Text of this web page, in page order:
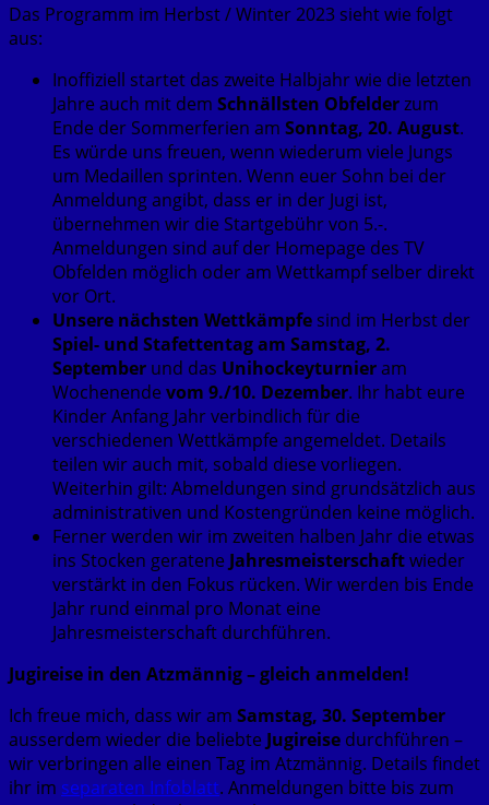
Das Programm im Herbst / Winter 2023 sieht wie folgt
aus:
Inoffiziell startet das zweite Halbjahr wie die letzten
Jahre auch mit dem Schnällsten Obfelderzum
Ende der Sommerferien am Sonntag, 20. August.
Es würde uns freuen, wenn wiederum viele Jungs
um Medaillen sprinten. Wenn euer Sohn bei der
Anmeldung angibt, dass er in der Jugi ist,
übernehmen wir die Startgebühr von 5.-.
Anmeldungen sind auf der Homepage des TV
Obfelden möglich oder am Wettkampf selber direkt
vor Ort.
Unsere nächsten Wettkämpfe sind im Herbst der
Spiel- und Stafettentag am Samstag, 2.
September und das Unihockeyturnieram
Wochenende vom 9./10. Dezember. Ihr habt eure
Kinder Anfang Jahr verbindlich für die
verschiedenen Wettkämpfe angemeldet. Details
teilen wir auch mit, sobald diese vorliegen.
Weiterhin gilt: Abmeldungen sind grundsätzlich aus
administrativen und Kostengründen keine möglich.
Ferner werden wir im zweiten halben Jahr die etwas
ins Stocken geratene Jahresmeisterschaftwieder
verstärkt in den Fokus rücken. Wir werden bis Ende
Jahr rund einmal pro Monat eine
Jahresmeisterschaft durchführen.
Jugireise in den Atzmännig – gleich anmelden!
Ich freue mich, dass wir am Samstag, 30. September
ausserdem wieder die beliebte Jugireise durchführen –
wir verbringen alle einen Tag im Atzmännig. Details findet
ihr im separaten Infoblatt. Anmeldungen bitte bis zum